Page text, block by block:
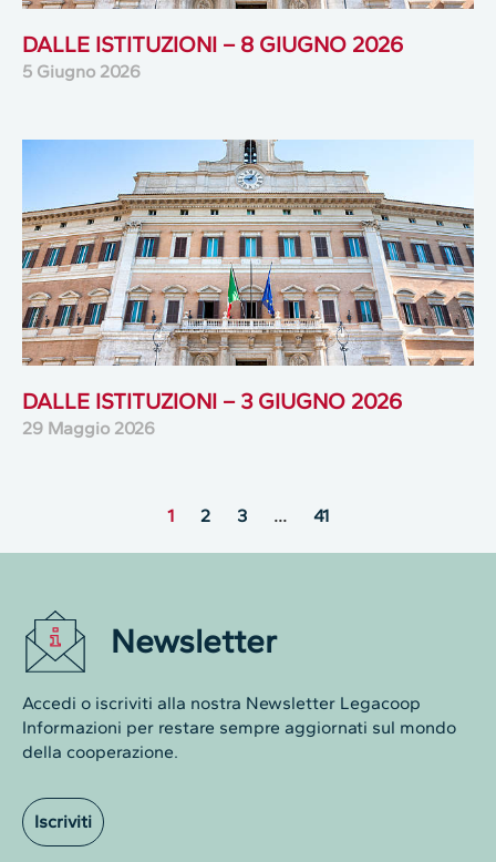
DALLE ISTITUZIONI – 8 GIUGNO 2026
5 Giugno 2026
DALLE ISTITUZIONI – 3 GIUGNO 2026
29 Maggio 2026
1 2 3 … 41
Newsletter
Accedi o iscriviti alla nostra Newsletter Legacoop
Informazioni per restare sempre aggiornati sul mondo
della cooperazione.
Iscriviti